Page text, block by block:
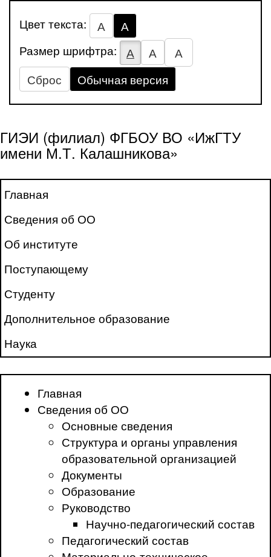
Цвет текста: А
А
Размер шрифтра:
А А
А
Сброс
Обычная версия
ГИЭИ (филиал) ФГБОУ ВО «ИжГТУ
имени М.Т. Калашникова»
Главная
Сведения об ОО
Об институте
Поступающему
Студенту
Дополнительное образование
Наука
Главная
Сведения об ОО
Основные сведения
Структура и органы управления
образовательной организацией
Документы
Образование
Руководство
Научно-педагогический состав
Педагогический состав